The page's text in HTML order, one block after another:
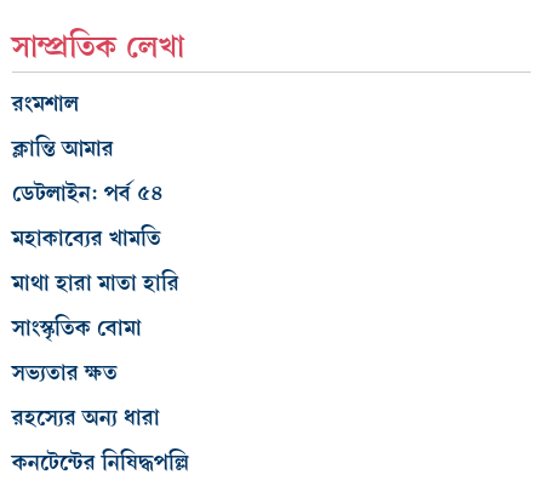
সাম্প্রতিক লেখা
রংমশাল
ক্লান্তি আমার
ডেটলাইন: পর্ব ৫৪
মহাকাব্যের খামতি
মাথা হারা মাতা হারি
সাংস্কৃতিক বোমা
সভ্যতার ক্ষত
রহস্যের অন্য ধারা
কনটেন্টের নিষিদ্ধপল্লি